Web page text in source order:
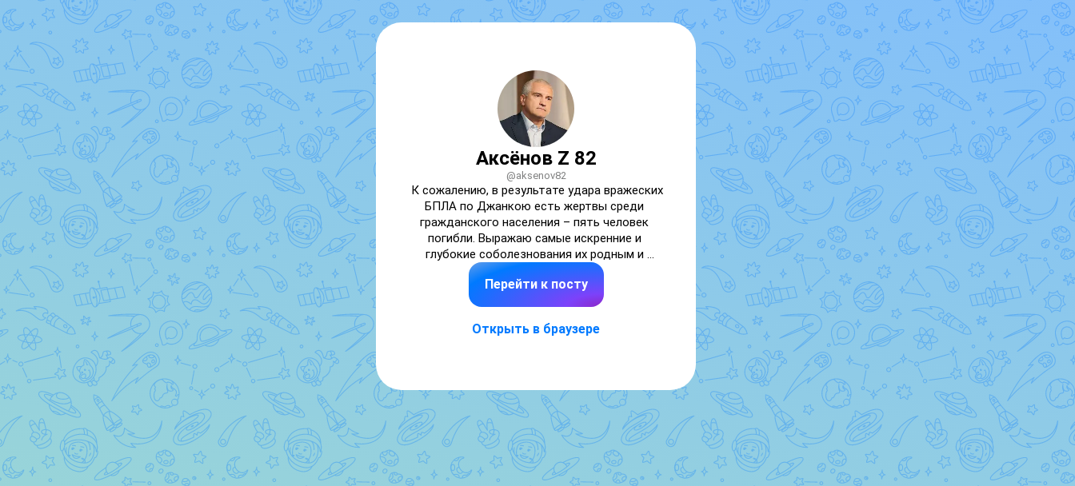
Аксёнов Z 82
@aksenov82
К сожалению, в результате удара вражеских
БПЛА по Джанкою есть жертвы среди
гражданского населения – пять человек
погибли. Выражаю самые искренние и
глубокие соболезнования их родным и
близким. Органами власти будет оказана
вся необходимая помощь и поддержка.
Держу ситуацию на личном контроле. Прошу
Перейти к посту
Открыть в браузере